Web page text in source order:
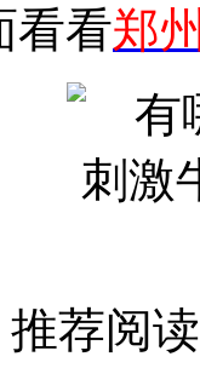
看看郑
荐阅